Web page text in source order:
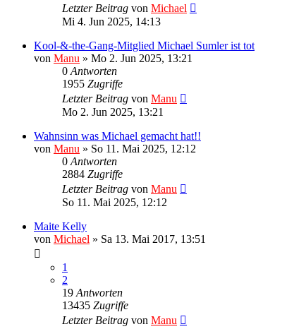
Letzter Beitrag von Michael
Mi 4. Jun 2025, 14:13
Kool-&-the-Gang-Mitglied Michael Sumler ist tot
von Manu » Mo 2. Jun 2025, 13:21
0 Antworten
1955 Zugriffe
Letzter Beitrag von Manu
Mo 2. Jun 2025, 13:21
Wahnsinn was Michael gemacht hat!!
von Manu » So 11. Mai 2025, 12:12
0 Antworten
2884 Zugriffe
Letzter Beitrag von Manu
So 11. Mai 2025, 12:12
Maite Kelly
von Michael » Sa 13. Mai 2017, 13:51
1
2
19 Antworten
13435 Zugriffe
Letzter Beitrag von Manu